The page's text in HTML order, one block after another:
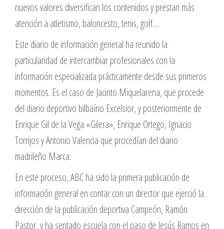
nuevos valores diversifican los contenidos y prestan más
atención a atletismo, baloncesto, tenis, golf…
Este diario de información general ha reunido la
particularidad de intercambiar profesionales con la
información especializada prácticamente desde sus primeros
momentos. Es el caso de Jacinto Miquelarena, que procede
del diario deportivo bilbaíno Excelsior, y posteriormente de
Enrique Gil de la Vega «Gilera», Enrique Ortego, Ignacio
Torrijos y Antonio Valencia que procedían del diario
madrileño Marca.
En este proceso, ABC ha sido la primera publicación de
información general en contar con un director que ejerció la
dirección de la publicación deportiva Campeón, Ramón
Pastor, y ha sentado escuela con el paso de Jesús Ramos en